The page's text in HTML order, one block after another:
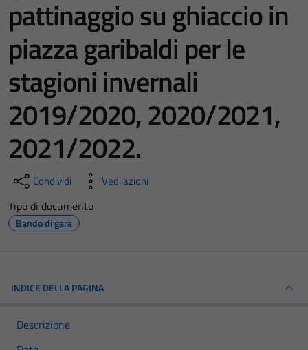
pattinaggio su ghiaccio in
piazza garibaldi per le
stagioni invernali
2019/2020, 2020/2021,
2021/2022.
Condividi Vedi azioni
Tipo di documento
Bando di gara
INDICE DELLA PAGINA
Descrizione